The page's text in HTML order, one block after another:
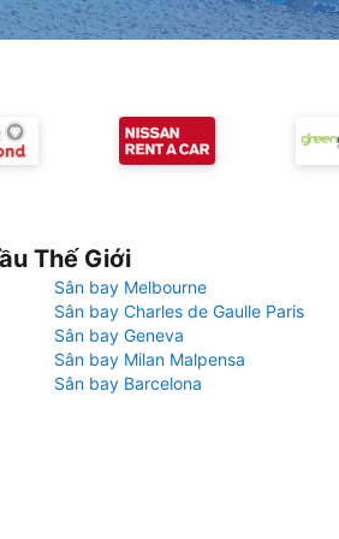
Thế Giới
Sân bay Melbourne
Sân bay Charles de Gaulle Paris
Sân bay Geneva
Sân bay Milan Malpensa
Sân bay Barcelona